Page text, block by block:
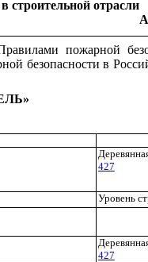
строительной отрасли
пожарной
безопасности в
427
Уровень
427